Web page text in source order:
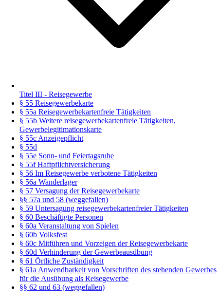
Titel III - Reisegewerbe
§ 55 Reisegewerbekarte
§ 55a Reisegewerbekartenfreie Tätigkeiten
§ 55b Weitere reisegewerbekartenfreie Tätigkeiten,
Gewerbelegitimationskarte
§ 55c Anzeigepflicht
§ 55d
§ 55e Sonn- und Feiertagsruhe
§ 55f Haftpflichtversicherung
§ 56 Im Reisegewerbe verbotene Tätigkeiten
§ 56a Wanderlager
§ 57 Versagung der Reisegewerbekarte
§§ 57a und 58 (weggefallen)
§ 59 Untersagung reisegewerbekartenfreier Tätigkeiten
§ 60 Beschäftigte Personen
§ 60a Veranstaltung von Spielen
§ 60b Volksfest
§ 60c Mitführen und Vorzeigen der Reisegewerbekarte
§ 60d Verhinderung der Gewerbeausübung
§ 61 Örtliche Zuständigkeit
§ 61a Anwendbarkeit von Vorschriften des stehenden Gewerbes
für die Ausübung als Reisegewerbe
§§ 62 und 63 (weggefallen)